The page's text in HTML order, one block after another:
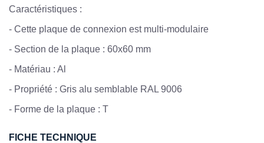
Caractéristiques :
- Cette plaque de connexion est multi-modulaire
- Section de la plaque : 60x60 mm
- Matériau : Al
- Propriété : Gris alu semblable RAL 9006
- Forme de la plaque : T
FICHE TECHNIQUE